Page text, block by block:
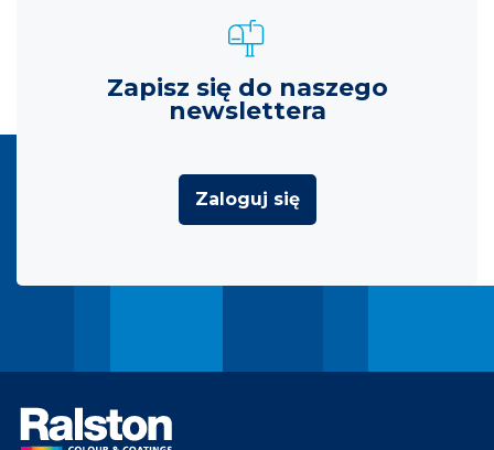
Zapisz się do naszego
newslettera
Zaloguj się